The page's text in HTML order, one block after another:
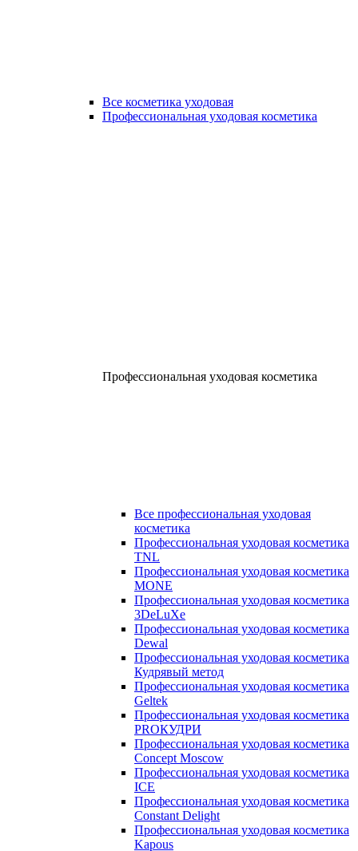
Все косметика уходовая
Профессиональная уходовая косметика
Профессиональная уходовая косметика
Все профессиональная уходовая
косметика
Профессиональная уходовая косметика
TNL
Профессиональная уходовая косметика
MONE
Профессиональная уходовая косметика
3DeLuXe
Профессиональная уходовая косметика
Dewal
Профессиональная уходовая косметика
Кудрявый метод
Профессиональная уходовая косметика
Geltek
Профессиональная уходовая косметика
PROКУДРИ
Профессиональная уходовая косметика
Concept Moscow
Профессиональная уходовая косметика
ICE
Профессиональная уходовая косметика
Constant Delight
Профессиональная уходовая косметика
Kapous